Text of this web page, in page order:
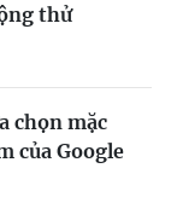
thử
chọn mặc
của Google